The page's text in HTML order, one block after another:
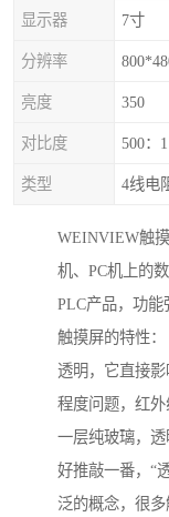
显示器 7寸
分辨率
亮度 350
对比度 500：1
类型 4线电
WEINVIEW触
机、PC机上的
PLC产品，功能
触摸屏的特性：
透明，它直接
程度问题，红
一层纯玻璃，
好推敲一番，“
泛的概念，很